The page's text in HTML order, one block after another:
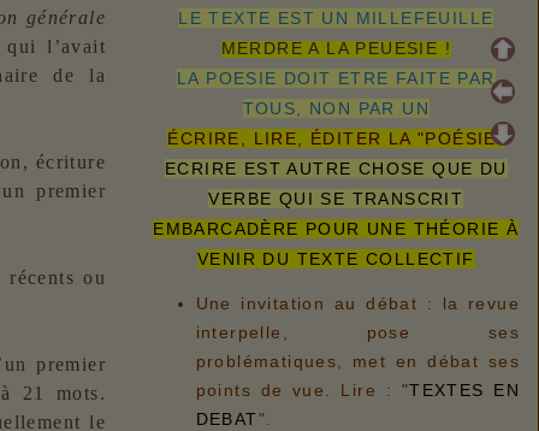
générale
qui l’avait
de la
écriture
premier
ou
premier
21 mots.
le
LE TEXTE EST UN MILLEFEUILLE
MERDRE A LA PEUESIE !
LA POESIE DOIT ETRE FAITE PAR
TOUS, NON PAR UN
ÉCRIRE, LIRE, ÉDITER LA "POÉSIE"
ECRIRE EST AUTRE CHOSE QUE DU
VERBE QUI SE TRANSCRIT
EMBARCADÈRE POUR UNE THÉORIE À
VENIR DU TEXTE COLLECTIF
Une invitation au débat : la revue
interpelle, pose ses
problématiques, met en débat ses
points de vue. Lire : "TEXTES EN
DEBAT".